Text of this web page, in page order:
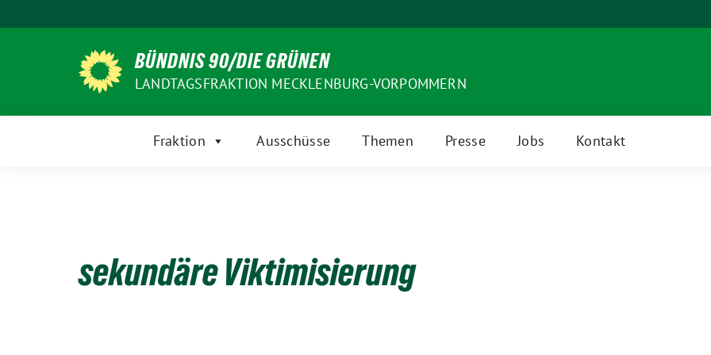
zum
BÜNDNIS 90/DIE GRÜNEN
LANDTAGSFRAKTION MECKLENBURG-VORPOMMERN
Fraktion Ausschüsse Themen Presse Jobs Kontakt
sekundäre Viktimisierung